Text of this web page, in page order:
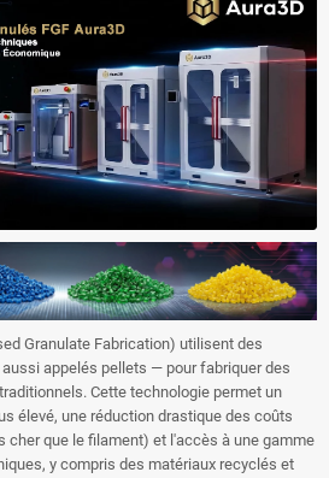
Granulate Fabrication) utilisent des
appelés pellets — pour fabriquer des
Cette technologie permet un
élevé, une réduction drastique des coûts
cher que le filament) et l'accès à une gamme
y compris des matériaux recyclés et